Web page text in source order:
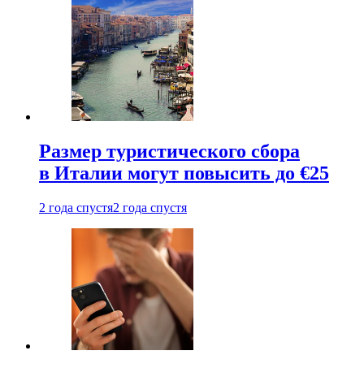
Размер туристического сбора
в Италии могут повысить до €25
2 года спустя2 года спустя